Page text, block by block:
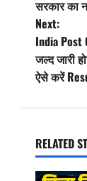
t
n
a
i
सरकार का
Next:
India Post
जल्द जारी
ऐसे करें
RELATED